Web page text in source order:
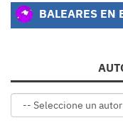
BALEARES EN